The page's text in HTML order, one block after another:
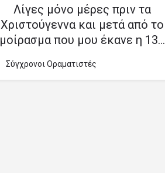
Λίγες μόνο μέρες πριν τα
Χριστούγεννα και μετά από το
μοίρασμα που μου έκανε η 13…
Σύγχρονοι Οραματιστές